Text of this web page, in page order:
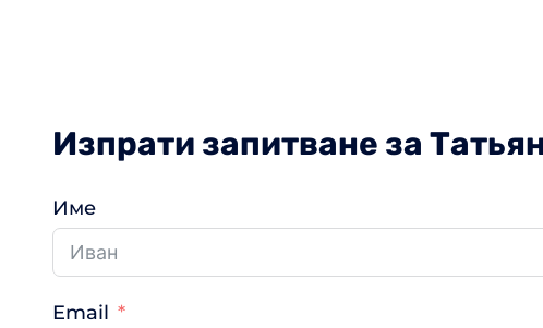
Изпрати запитване за
Име
Email